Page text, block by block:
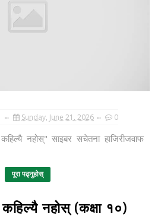
Sunday, June 21, 2026 0
नहोस्" साइबर सचेतना हाजिरीजवाफ
पूरा पढ्नुहोस्
नहोस् (कक्षा १०)